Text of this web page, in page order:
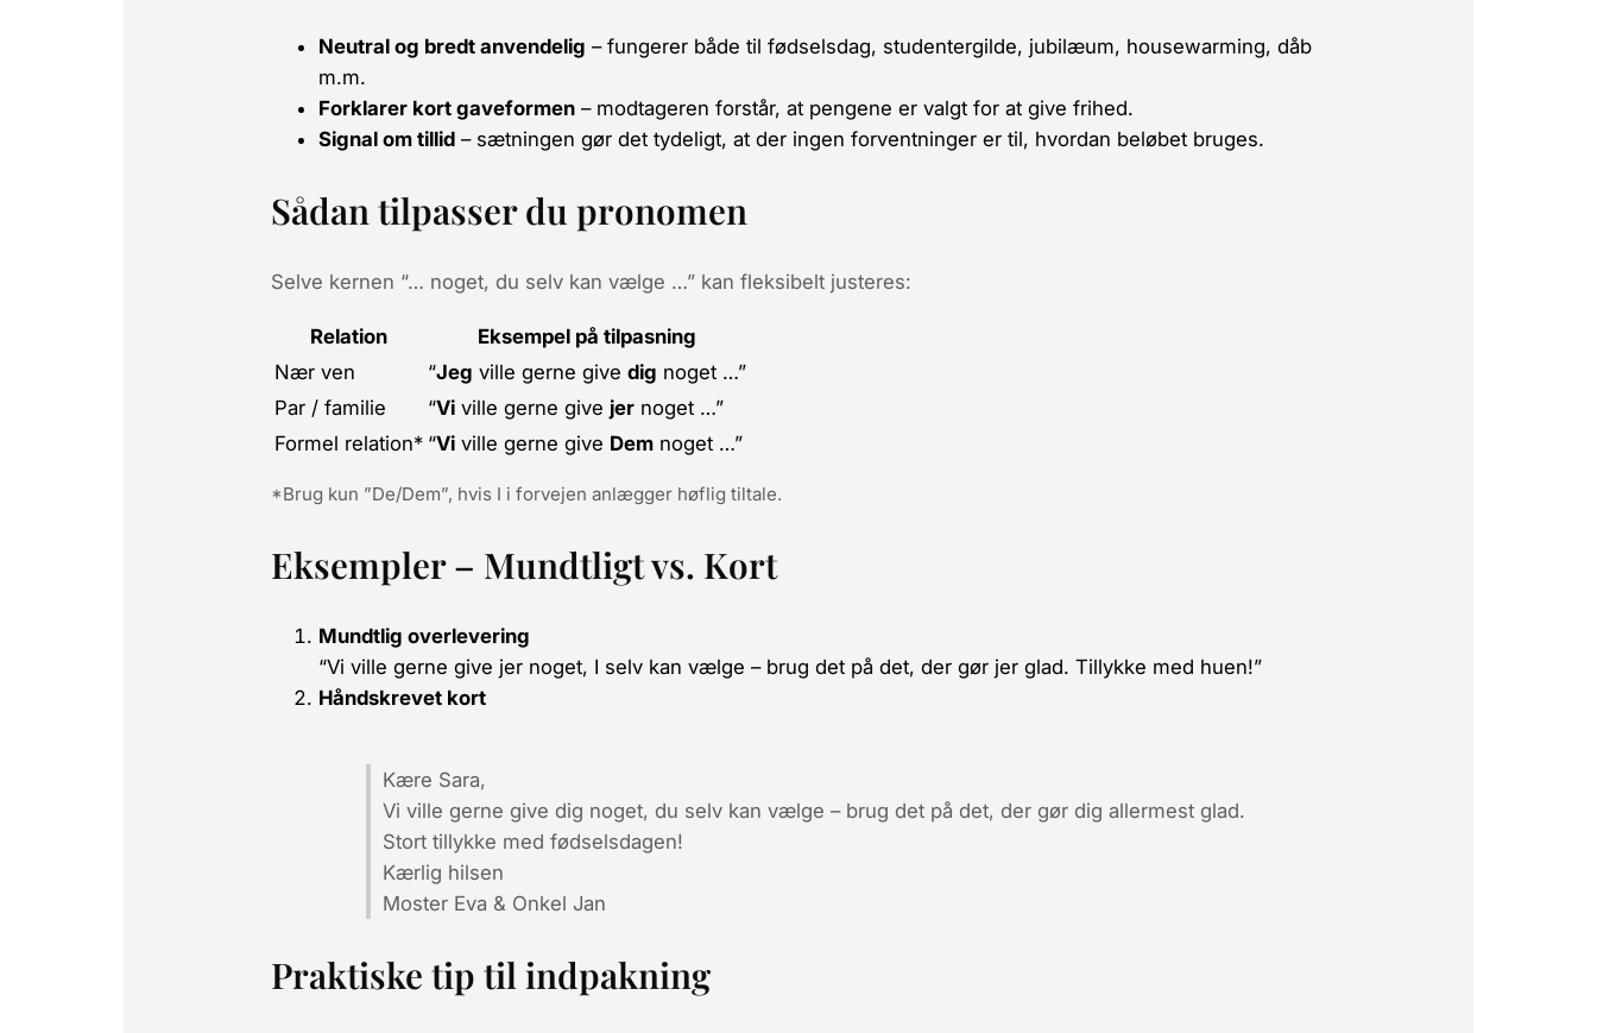
Neutral og bredt anvendelig – fungerer både til fødselsdag, studentergilde, jubilæum, housewarming, dåb
m.m.
Forklarer kort gaveformen – modtageren forstår, at pengene er valgt for at give frihed.
Signal om tillid – sætningen gør det tydeligt, at der ingen forventninger er til, hvordan beløbet bruges.
Sådan tilpasser du pronomen
Selve kernen “… noget, du selv kan vælge …” kan fleksibelt justeres:
Relation
Eksempel på tilpasning
Nær ven
“Jeg ville gerne give dig noget …”
Par / familie
“Vi ville gerne give jer noget …”
Formel relation* “Vi ville gerne give Dem noget …”
*Brug kun ”De/Dem”, hvis I i forvejen anlægger høflig tiltale.
Eksempler – Mundtligt vs. Kort
Mundtlig overlevering
“Vi ville gerne give jer noget, I selv kan vælge – brug det på det, der gør jer glad. Tillykke med huen!”
Håndskrevet kort
Kære Sara,
Vi ville gerne give dig noget, du selv kan vælge – brug det på det, der gør dig allermest glad.
Stort tillykke med fødselsdagen!
Kærlig hilsen
Moster Eva & Onkel Jan
Praktiske tip til indpakning